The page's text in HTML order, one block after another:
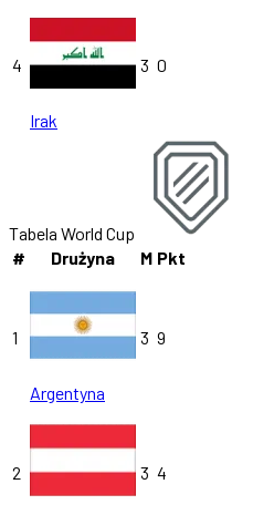
4
Irak
3 0
Tabela World Cup
#
Drużyna M Pkt
1
Argentyna
3 9
2 3 4